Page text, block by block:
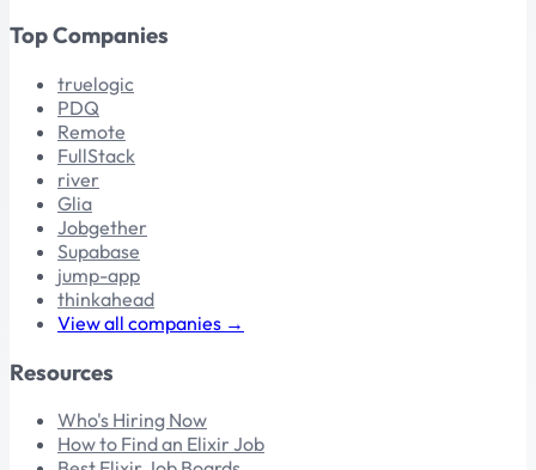
Top Companies
truelogic
PDQ
Remote
FullStack
river
Glia
Jobgether
Supabase
jump-app
thinkahead
View all companies →
Resources
Who's Hiring Now
How to Find an Elixir Job